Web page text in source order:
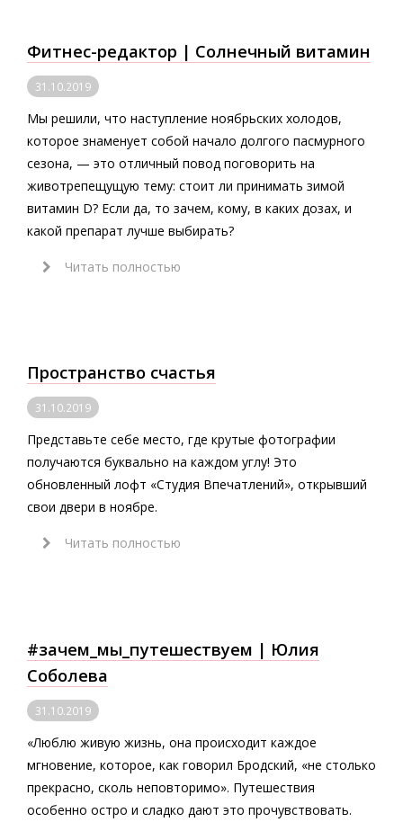
Фитнес-редактор | Солнечный витамин
31.10.2019
Мы решили, что наступление ноябрьских холодов,
которое знаменует собой начало долгого пасмурного
сезона, — это отличный повод поговорить на
животрепещущую тему: стоит ли принимать зимой
витамин D? Если да, то зачем, кому, в каких дозах, и
какой препарат лучше выбирать?
Читать полностью
Пространство счастья
31.10.2019
Представьте себе место, где крутые фотографии
получаются буквально на каждом углу! Это
обновленный лофт «Студия Впечатлений», открывший
свои двери в ноябре.
Читать полностью
#зачем_мы_путешествуем | Юлия
Соболева
31.10.2019
«Люблю живую жизнь, она происходит каждое
мгновение, которое, как говорил Бродский, «не столько
прекрасно, сколь неповторимо». Путешествия
особенно остро и сладко дают это прочувствовать.